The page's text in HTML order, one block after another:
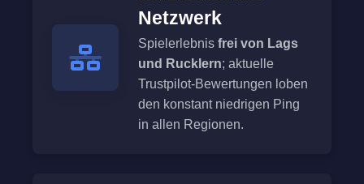
Netzwerk
Spielerlebnis frei von Lags
und Rucklern; aktuelle
Trustpilot-Bewertungen loben
den konstant niedrigen Ping
in allen Regionen.